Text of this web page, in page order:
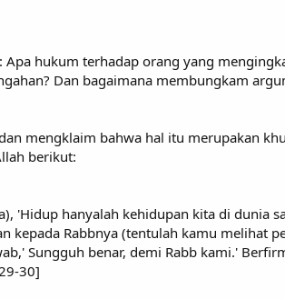
hukum terhadap orang yang
Dan bagaimana membungkam
mengklaim bahwa hal itu merupakan
berikut:
'Hidup hanyalah kehidupan kita di dunia
kepada Rabbnya (tentulah kamu melihat
Sungguh benar, demi Rabb kami.'
30]